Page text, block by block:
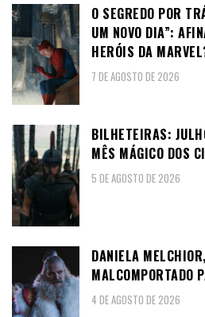
O SEGREDO POR
UM NOVO DIA”:
HERÓIS DA
7 DE AGOSTO DE 2026
BILHETEIRAS:
MÊS MÁGICO DOS
5 DE AGOSTO DE 2026
DANIELA
MALCOMPORTADO
4 DE AGOSTO DE 2026